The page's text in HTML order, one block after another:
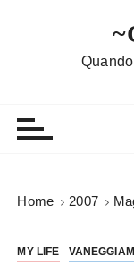
Home 2007
MY LIFE